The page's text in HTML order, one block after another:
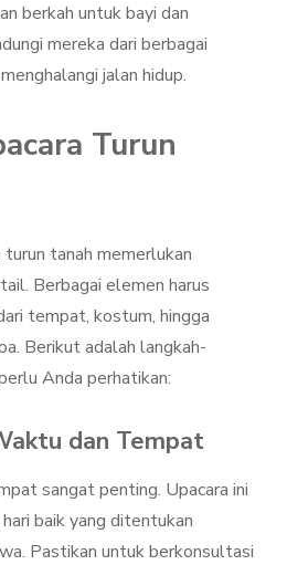
berkah untuk bayi dan
mereka dari berbagai
jalan hidup.
Turun
tanah memerlukan
Berbagai elemen harus
tempat, kostum, hingga
Berikut adalah langkah-
Anda perhatikan:
dan Tempat
sangat penting. Upacara ini
baik yang ditentukan
Pastikan untuk berkonsultasi